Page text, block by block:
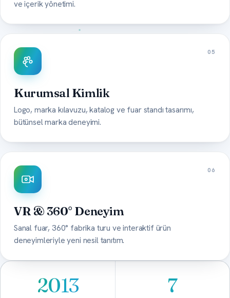
ve içerik yönetimi.
05
Kurumsal Kimlik
Logo, marka kılavuzu, katalog ve fuar standı tasarımı,
bütünsel marka deneyimi.
06
VR & 360° Deneyim
Sanal fuar, 360° fabrika turu ve interaktif ürün
deneyimleriyle yeni nesil tanıtım.
2013 7